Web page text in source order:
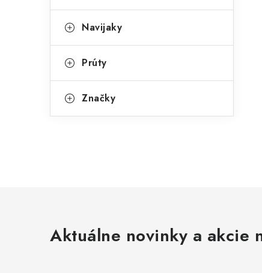
Navijaky
Prúty
Značky
Aktuálne novinky a akcie